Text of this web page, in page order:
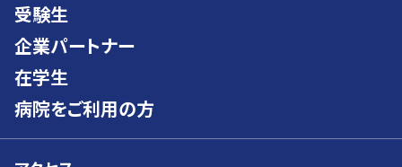
受験生
企業パートナー
在学生
病院をご利用の方